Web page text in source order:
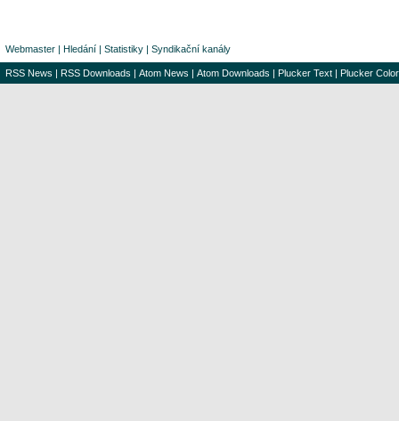
Webmaster | Hledání | Statistiky | Syndikační kanály
RSS News | RSS Downloads | Atom News | Atom Downloads | Plucker Text | Plucker Color